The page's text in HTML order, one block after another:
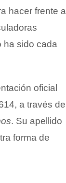
hacer frente a
ha sido cada
oficial
a través de
. Su apellido
forma de